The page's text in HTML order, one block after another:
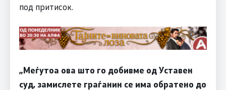
под притисок.
„Меѓутоа ова што го добивме од Уставен
суд, замислете граѓанин се има обратено до